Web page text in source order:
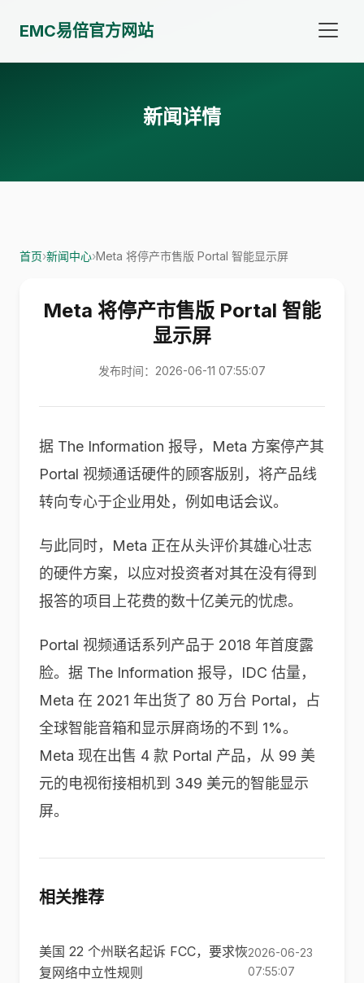
EMC易倍官方网站
新闻详情
首页›新闻中心›Meta 将停产市售版 Portal 智能显示屏
Meta 将停产市售版 Portal 智能
显示屏
发布时间：2026-06-11 07:55:07
据 The Information 报导，Meta 方案停产其
Portal 视频通话硬件的顾客版别，将产品线
转向专心于企业用处，例如电话会议。
与此同时，Meta 正在从头评价其雄心壮志
的硬件方案，以应对投资者对其在没有得到
报答的项目上花费的数十亿美元的忧虑。
Portal 视频通话系列产品于 2018 年首度露
脸。据 The Information 报导，IDC 估量，
Meta 在 2021 年出货了 80 万台 Portal，占
全球智能音箱和显示屏商场的不到 1%。
Meta 现在出售 4 款 Portal 产品，从 99 美
元的电视衔接相机到 349 美元的智能显示
屏。
相关推荐
美国 22 个州联名起诉 FCC，要求恢
复网络中立性规则
2026-06-23
07:55:07